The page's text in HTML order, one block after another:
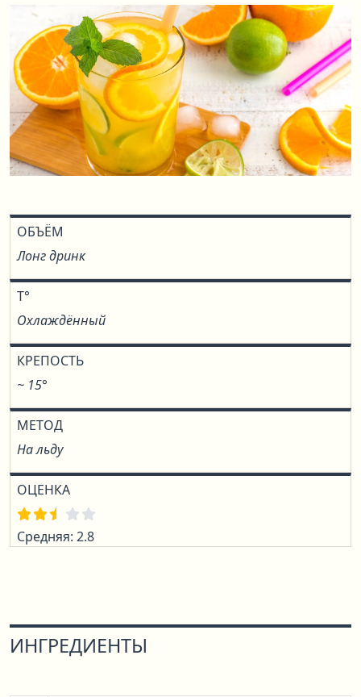
ОБЪЁМ
Лонг дринк
T°
Охлаждённый
КРЕПОСТЬ
~ 15°
МЕТОД
На льду
ОЦЕНКА
Средняя: 2.8
ИНГРЕДИЕНТЫ